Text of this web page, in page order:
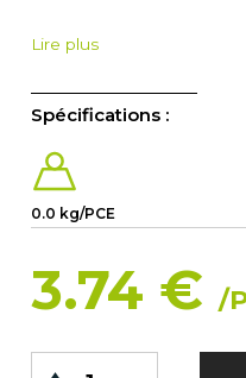
Lire plus
Spécifications :
0.0 kg/PCE
3.74 € /